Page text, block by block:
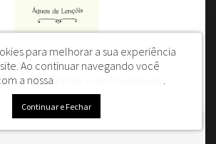
para melhorar a sua experiência
Ao continuar navegando você
a nossa
.
Continuar e Fechar